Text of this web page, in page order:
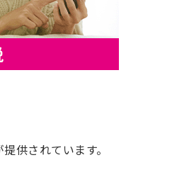
供されています。